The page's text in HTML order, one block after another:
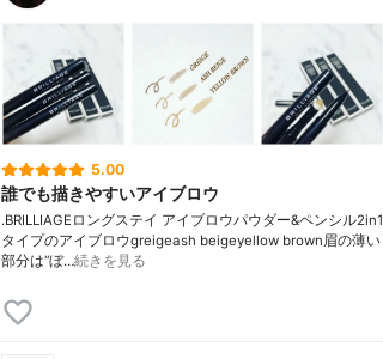
5.00
誰でも描きやすいアイブロウ
.BRILLIAGEロングステイ アイブロウパウダー&ペンシル2in1
タイプのアイブロウgreigeash beigeyellow brown眉の薄い
部分は“ぼ…続きを見る